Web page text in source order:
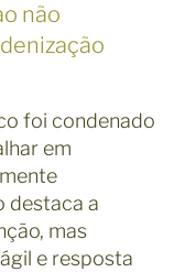
não
foi condenado
em
destaca a
mas
e resposta